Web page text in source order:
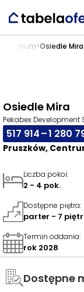
Centrum>Osiedle
Osiedle Mira
Pekabex
517 914 – 1 280
Pruszków,
Liczba pokoi:
2 - 4 pok.
Dostępne piętra:
parter - 7
Termin oddania:
rok 2028
Dostępne